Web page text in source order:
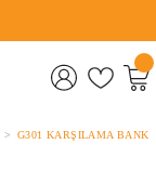
G301 KARŞILAMA